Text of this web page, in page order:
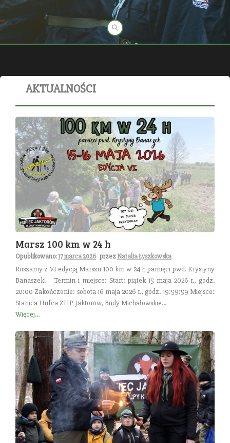
AKTUALNOŚCI
Marsz 100 km w 24 h
Opublikowano:17 marca 2026 przezNatalia Łyszkowska
Ruszamy z VI edycją Marszu 100 km w 24 h pamięci pwd. Krystyny
Banaszek! Termin i miejsce: Start: piątek 15 maja 2026 r., godz.
20:00 Zakończenie: sobota 16 maja 2026 r., godz. 19:59:59 Miejsce:
Stanica Hufca ZHP Jaktorów, Budy Michałowskie...
Więcej...